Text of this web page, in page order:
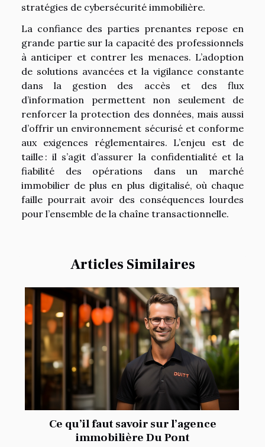
stratégies de cybersécurité immobilière.
La confiance des parties prenantes repose en
grande partie sur la capacité des professionnels
à anticiper et contrer les menaces. L’adoption
de solutions avancées et la vigilance constante
dans la gestion des accès et des flux
d’information permettent non seulement de
renforcer la protection des données, mais aussi
d’offrir un environnement sécurisé et conforme
aux exigences réglementaires. L’enjeu est de
taille : il s’agit d’assurer la confidentialité et la
fiabilité des opérations dans un marché
immobilier de plus en plus digitalisé, où chaque
faille pourrait avoir des conséquences lourdes
pour l’ensemble de la chaîne transactionnelle.
Articles Similaires
Ce qu’il faut savoir sur l’agence
immobilière Du Pont